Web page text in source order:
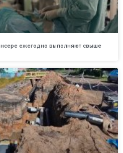
ежегодно выполняют свыше